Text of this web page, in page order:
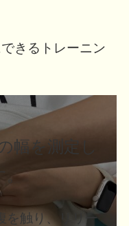
きるトレーニン
幅を測定し
。
を触り、リリー